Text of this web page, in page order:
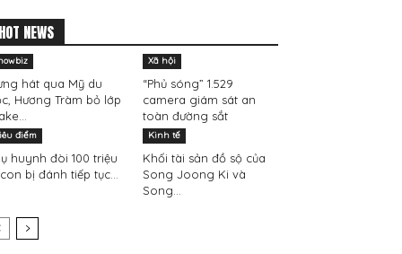
HOT NEWS
hát qua Mỹ du
Hương Tràm bỏ lớp
Xã hội
“Phủ sóng” 1.529
camera giám sát an
toàn đường sắt
điểm
huynh đòi 100 triệu
bị đánh tiếp tục...
Kinh tế
Khối tài sản đồ sộ của
Song Joong Ki và
Song...